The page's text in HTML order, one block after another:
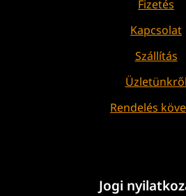
Fizetés
Kapcsolat
Szállítás
Üzletünkről
Rendelés
Jogi